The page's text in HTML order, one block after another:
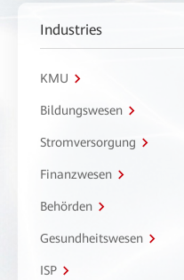
Industries
KMU
Bildungswesen
Stromversorgung
Finanzwesen
Behörden
Gesundheitswesen
ISP